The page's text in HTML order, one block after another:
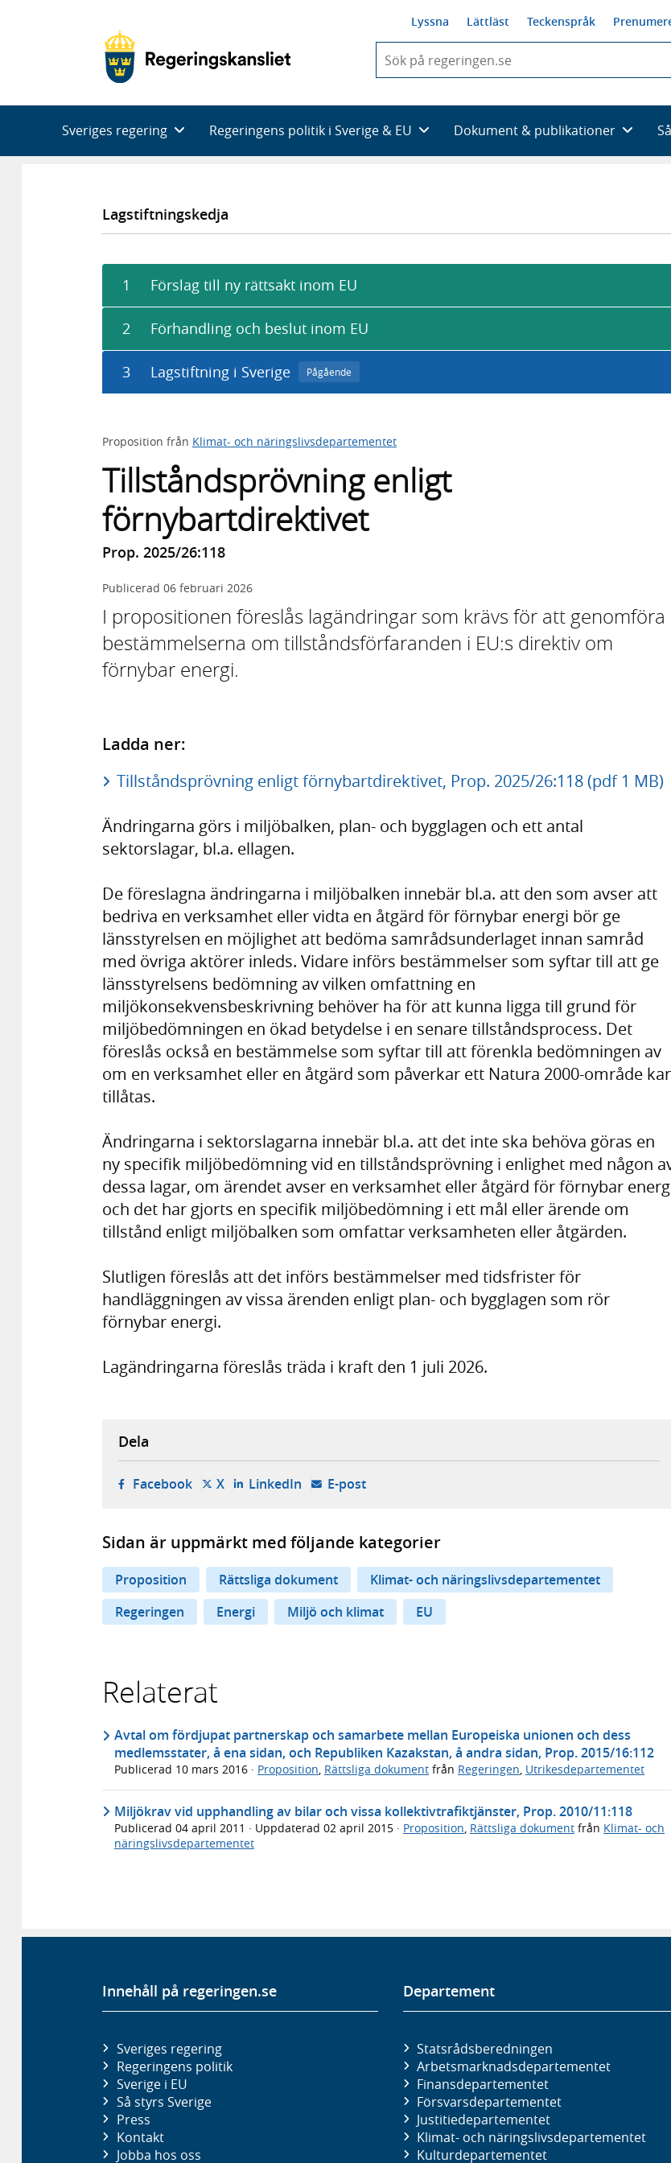
Lyssna Lättläst Teckenspråk
du
skriva
framträder
en
Sveriges regering Regeringens politik i Sverige & EU Dokument & publikationer
Lagstiftningskedja
1 Förslag till ny rättsakt inom EU
2 Förhandling och beslut inom EU
3 Lagstiftning i Sverige Pågående
Proposition från Klimat- och näringslivsdepartementet
Tillståndsprövning enligt
förnybartdirektivet
Prop. 2025/26:118
Publicerad 06 februari 2026
I propositionen föreslås lagändringar som krävs för att genomföra
bestämmelserna om tillståndsförfaranden i EU:s direktiv om
förnybar energi.
Ladda ner:
Tillståndsprövning enligt förnybartdirektivet, Prop. 2025/26:118 (pdf 1 MB)
Ändringarna görs i miljöbalken, plan- och bygglagen och ett antal
sektorslagar, bl.a. ellagen.
De föreslagna ändringarna i miljöbalken innebär bl.a. att den som avser att
bedriva en verksamhet eller vidta en åtgärd för förnybar energi bör ge
länsstyrelsen en möjlighet att bedöma samrådsunderlaget innan samråd
med övriga aktörer inleds. Vidare införs bestämmelser som syftar till att ge
länsstyrelsens bedömning av vilken omfattning en
miljökonsekvensbeskrivning behöver ha för att kunna ligga till grund för
miljöbedömningen en ökad betydelse i en senare tillståndsprocess. Det
föreslås också en bestämmelse som syftar till att förenkla bedömningen av
om en verksamhet eller en åtgärd som påverkar ett Natura 2000-område
tillåtas.
Ändringarna i sektorslagarna innebär bl.a. att det inte ska behöva göras en
ny specifik miljöbedömning vid en tillståndsprövning i enlighet med någon
dessa lagar, om ärendet avser en verksamhet eller åtgärd för förnybar
och det har gjorts en specifik miljöbedömning i ett mål eller ärende om
tillstånd enligt miljöbalken som omfattar verksamheten eller åtgärden.
Slutligen föreslås att det införs bestämmelser med tidsfrister för
handläggningen av vissa ärenden enligt plan- och bygglagen som rör
förnybar energi.
Lagändringarna föreslås träda i kraft den 1 juli 2026.
Dela
Facebook- öppnas i ny flik, extern webbplats,
X- öppnas i ny flik, extern webbplats,
LinkedIn- öppnas i ny flik, extern webbplats,
E-post- öppnar din e-postklient,
Sidan är uppmärkt med följande kategorier
Proposition Rättsliga dokument
Klimat- och näringslivsdepartementet
Regeringen
Energi Miljö och klimat EU
Relaterat
Avtal om fördjupat partnerskap och samarbete mellan Europeiska unionen och dess
medlemsstater, å ena sidan, och Republiken Kazakstan, å andra sidan, Prop. 2015/16:112
Publicerad 10 mars 2016 · Proposition, Rättsliga dokument från Regeringen, Utrikesdepartementet
Miljökrav vid upphandling av bilar och vissa kollektivtrafiktjänster, Prop. 2010/11:118
Publicerad 04 april 2011 · Uppdaterad 02 april 2015 · Proposition, Rättsliga dokument från Klimat- och
näringslivsdepartementet
Innehåll på regeringen.se
Sveriges regering
Regeringens politik
Sverige i EU
Så styrs Sverige
Press
Kontakt
Jobba hos oss
Departement
Statsrådsberedningen
Arbetsmarknads­departementet
Finans­departementet
Försvars­departementet
Justitie­departementet
Klimat- och näringslivs­departementet
Kultur­departementet